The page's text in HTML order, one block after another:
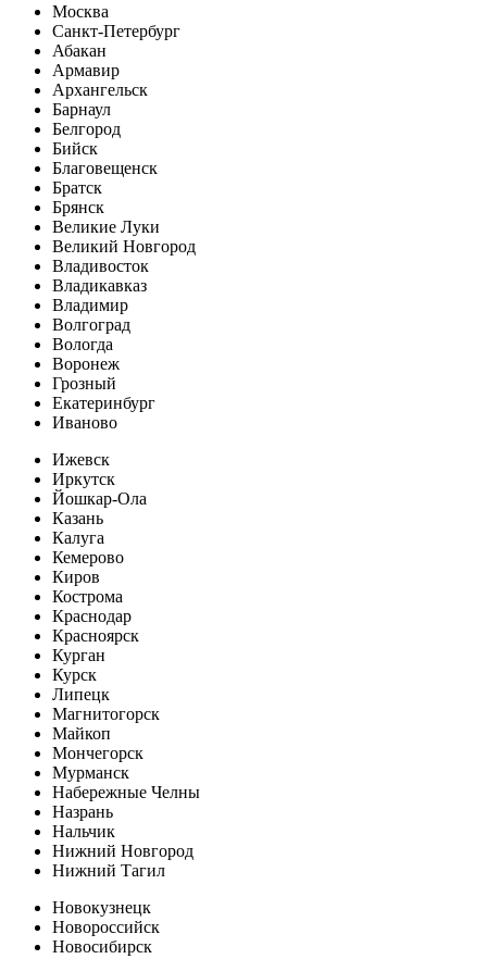
Москва
Санкт-Петербург
Абакан
Армавир
Архангельск
Барнаул
Белгород
Бийск
Благовещенск
Братск
Брянск
Великие Луки
Великий Новгород
Владивосток
Владикавказ
Владимир
Волгоград
Вологда
Воронеж
Грозный
Екатеринбург
Иваново
Ижевск
Иркутск
Йошкар-Ола
Казань
Калуга
Кемерово
Киров
Кострома
Краснодар
Красноярск
Курган
Курск
Липецк
Магнитогорск
Майкоп
Мончегорск
Мурманск
Набережные Челны
Назрань
Нальчик
Нижний Новгород
Нижний Тагил
Новокузнецк
Новороссийск
Новосибирск